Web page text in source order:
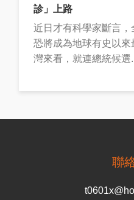
診」上路
近日才有科學家斷言，
恐將成為地球有史以
灣來看，就連總統候選
聯